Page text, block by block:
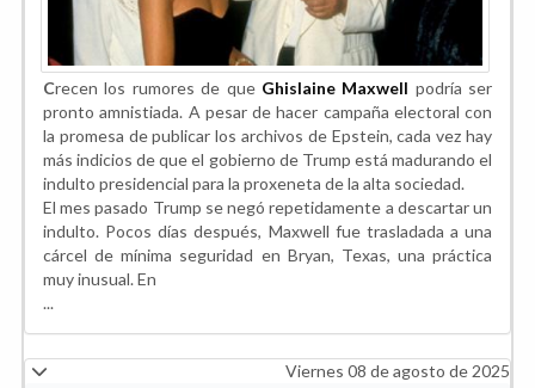
Crecen los rumores de que Ghislaine Maxwell podría ser
pronto amnistiada. A pesar de hacer campaña electoral con
la promesa de publicar los archivos de Epstein, cada vez hay
más indicios de que el gobierno de Trump está madurando el
indulto presidencial para la proxeneta de la alta sociedad.
El mes pasado Trump se negó repetidamente a descartar un
indulto. Pocos días después, Maxwell fue trasladada a una
cárcel de mínima seguridad en Bryan, Texas, una práctica
muy inusual. En
...
Viernes 08 de agosto de 2025